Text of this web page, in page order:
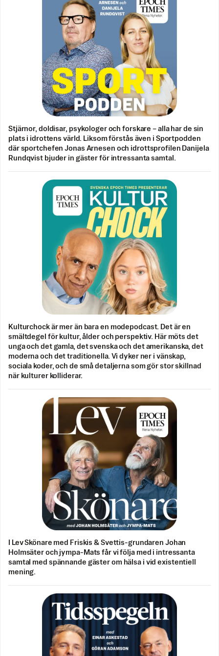
Stjärnor, doldisar, psykologer och forskare – alla har de sin
plats i idrottens värld. Liksom förstås även i Sportpodden
där sportchefen Jonas Arnesen och idrottsprofilen Danijela
Rundqvist bjuder in gäster för intressanta samtal.
Kulturchock är mer än bara en modepodcast. Det är en
smältdegel för kultur, ålder och perspektiv. Här möts det
unga och det gamla, det svenska och det amerikanska, det
moderna och det traditionella. Vi dyker ner i vänskap,
sociala koder, och de små detaljerna som gör stor skillnad
när kulturer kolliderar.
I Lev Skönare med Friskis & Svettis-grundaren Johan
Holmsäter och jympa-Mats får vi följa med i intressanta
samtal med spännande gäster om hälsa i vid existentiell
mening.